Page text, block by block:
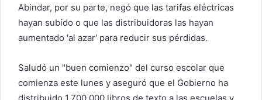
Abindar, por su parte, negó que las tarifas eléctricas
hayan subido o que las distribuidoras las hayan
aumentado 'al azar' para reducir sus pérdidas.
Saludó un "buen comienzo" del curso escolar que
comienza este lunes y aseguró que el Gobierno ha